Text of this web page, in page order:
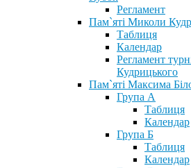
Регламент
Пам`яті Миколи
Таблиця
Календар
Регламент
Кудрицького
Пам`яті Максима
Група А
Таблиця
Календар
Група Б
Таблиця
Календар